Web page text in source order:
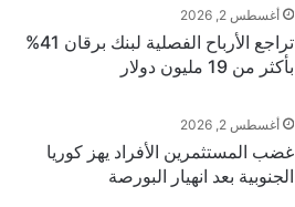
أغسطس 2, 2026
تراجع الأرباح الفصلية لبنك برقان 41%
بأكثر من 19 مليون دولار
أغسطس 2, 2026
غضب المستثمرين الأفراد يهز كوريا
الجنوبية بعد انهيار البورصة